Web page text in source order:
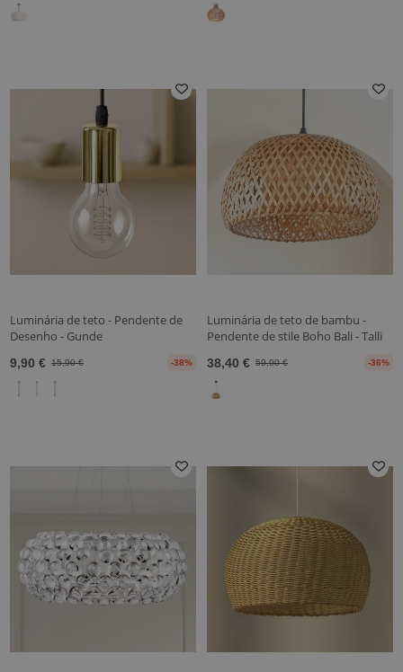
Luminária de teto - Pendente de
Desenho - Gunde
9,90 € 15,90 € -38%
Luminária de teto de bambu -
Pendente de stile Boho Bali - Talli
38,40 € 59,90 € -36%